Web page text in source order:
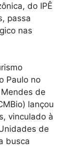
do IPÊ
passa
nas
Paulo no
de
lançou
vinculado à
de
busca